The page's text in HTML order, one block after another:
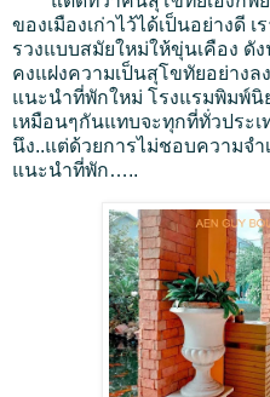
ของเมืองเก่าไว้ได้เป็นอย่างดี
รวงแบบสมัยใหม่ให้ขุ่นเคือง ดั
คงแฝงความเป็นสุโขทัยอย่างล
แนะนำที่พักใหม่ โรงแรมพิมพ์นิ
เหมือนๆกันแทบจะทุกที่ทั่วประ
นึง..แต่ด้วยการไม่ชอบความจำ
แนะนำที่พัก…..